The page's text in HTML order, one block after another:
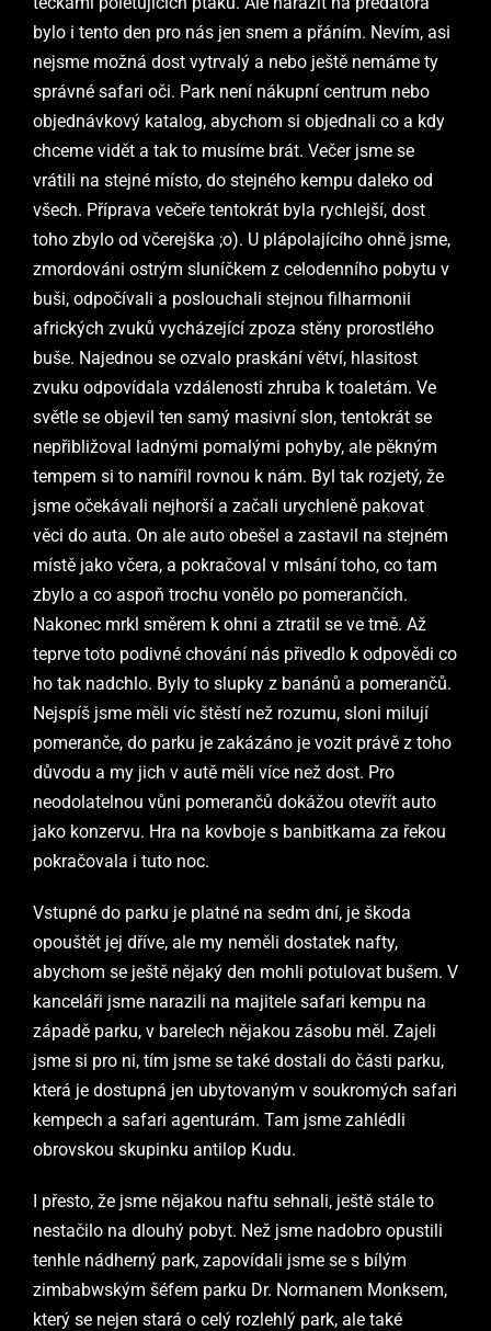
bylo i tento den pro nás jen snem a přáním. Nevím, asi
nejsme možná dost vytrvalý a nebo ještě nemáme ty
správné safari oči. Park není nákupní centrum nebo
objednávkový katalog, abychom si objednali co a kdy
chceme vidět a tak to musíme brát. Večer jsme se
vrátili na stejné místo, do stejného kempu daleko od
všech. Příprava večeře tentokrát byla rychlejší, dost
toho zbylo od včerejška ;o). U plápolajícího ohně jsme,
zmordováni ostrým sluníčkem z celodenního pobytu v
buši, odpočívali a poslouchali stejnou filharmonii
afrických zvuků vycházející zpoza stěny prorostlého
buše. Najednou se ozvalo praskání větví, hlasitost
zvuku odpovídala vzdálenosti zhruba k toaletám. Ve
světle se objevil ten samý masivní slon, tentokrát se
nepřibližoval ladnými pomalými pohyby, ale pěkným
tempem si to namířil rovnou k nám. Byl tak rozjetý, že
jsme očekávali nejhorší a začali urychleně pakovat
věci do auta. On ale auto obešel a zastavil na stejném
místě jako včera, a pokračoval v mlsání toho, co tam
zbylo a co aspoň trochu vonělo po pomerančích.
Nakonec mrkl směrem k ohni a ztratil se ve tmě. Až
teprve toto podivné chování nás přivedlo k odpovědi co
ho tak nadchlo. Byly to slupky z banánů a pomerančů.
Nejspíš jsme měli víc štěstí než rozumu, sloni milují
pomeranče, do parku je zakázáno je vozit právě z toho
důvodu a my jich v autě měli více než dost. Pro
neodolatelnou vůni pomerančů dokážou otevřít auto
jako konzervu. Hra na kovboje s banbitkama za řekou
pokračovala i tuto noc.
Vstupné do parku je platné na sedm dní, je škoda
opouštět jej dříve, ale my neměli dostatek nafty,
abychom se ještě nějaký den mohli potulovat bušem. V
kanceláři jsme narazili na majitele safari kempu na
západě parku, v barelech nějakou zásobu měl. Zajeli
jsme si pro ni, tím jsme se také dostali do části parku,
která je dostupná jen ubytovaným v soukromých safari
kempech a safari agenturám. Tam jsme zahlédli
obrovskou skupinku antilop Kudu.
I přesto, že jsme nějakou naftu sehnali, ještě stále to
nestačilo na dlouhý pobyt. Než jsme nadobro opustili
tenhle nádherný park, zapovídali jsme se s bílým
zimbabwským šéfem parku Dr. Normanem Monksem,
který se nejen stará o celý rozlehlý park, ale také